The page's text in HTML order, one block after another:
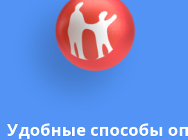
Удобные способы